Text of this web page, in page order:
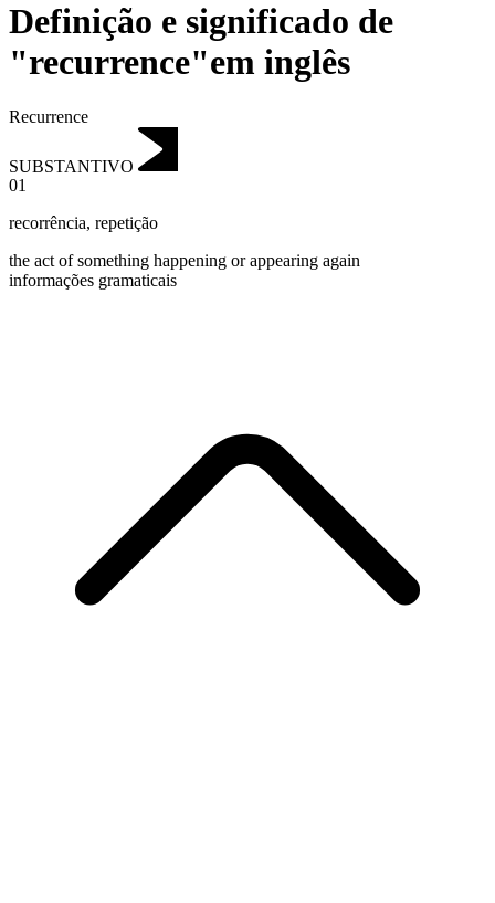
Definição e significado de
"recurrence"em inglês
Recurrence
SUBSTANTIVO
01
recorrência, repetição
the act of something happening or appearing again
informações gramaticais